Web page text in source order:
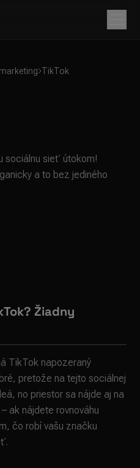
TikTok
sociálnu sieť útokom!
a to bez jediného
Žiadny
TikTok napozeraný
pretože na tejto sociálnej
no priestor sa nájde aj na
ak nájdete rovnováhu
čo robí vašu značku